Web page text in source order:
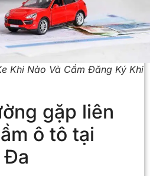
Khi Nào Và Cầm Đăng Ký Khi
gặp liên
ô tô tại
Đa